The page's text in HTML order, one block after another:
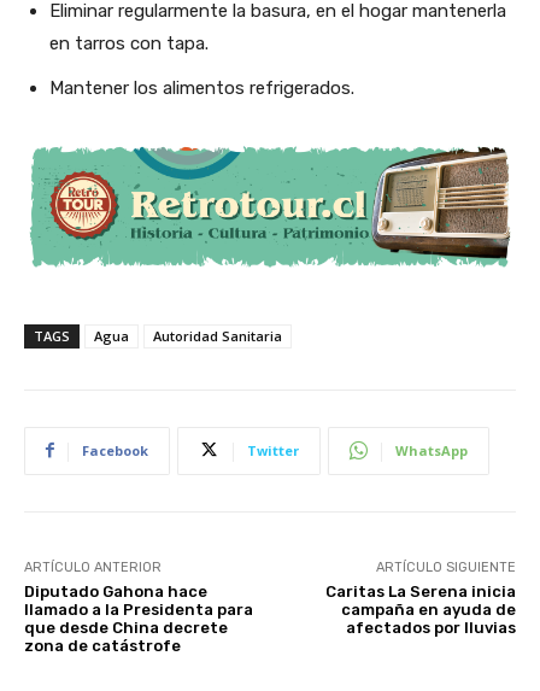
Eliminar regularmente la basura, en el hogar mantenerla
en tarros con tapa.
Mantener los alimentos refrigerados.
TAGS Agua Autoridad Sanitaria
Facebook Twitter WhatsApp
ARTÍCULO ANTERIOR
Diputado Gahona hace
llamado a la Presidenta para
que desde China decrete
zona de catástrofe
ARTÍCULO SIGUIENTE
Caritas La Serena inicia
campaña en ayuda de
afectados por lluvias